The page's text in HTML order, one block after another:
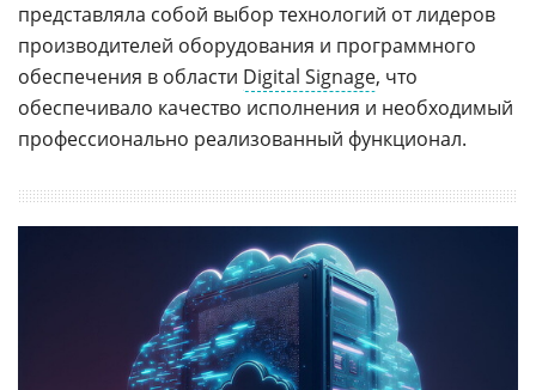
представляла собой выбор технологий от лидеров
производителей оборудования и программного
обеспечения в области Digital Signage, что
обеспечивало качество исполнения и необходимый
профессионально реализованный функционал.